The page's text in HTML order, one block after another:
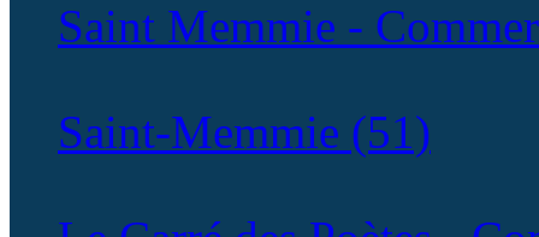
Saint Memmie -
Saint-Memmie (51)